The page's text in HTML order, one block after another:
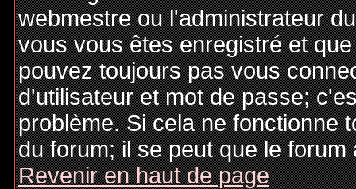
webmestre ou l'administrateur
vous vous êtes enregistré et
pouvez toujours pas vous
d'utilisateur et mot de passe;
problème. Si cela ne fonctionne
du forum; il se peut que le
Revenir en haut de page